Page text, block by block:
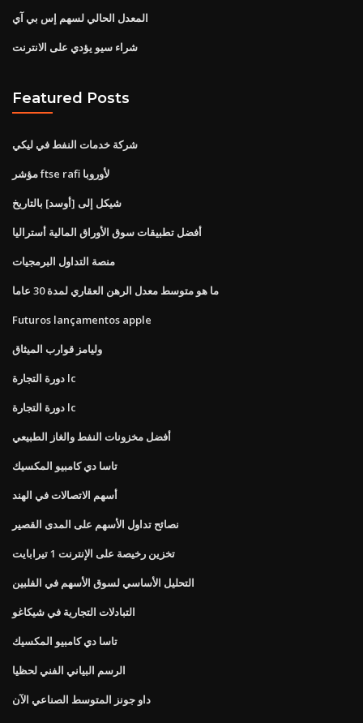
المعدل الحالي لسهم إس بي آي
شراء سيو يؤدي على الانترنت
Featured Posts
شركة خدمات النفط في ليكي
مؤشر ftse rafi لأوروبا
شيكل إلى [أوسد] بالتاريخ
أفضل تطبيقات سوق الأوراق المالية أستراليا
منصة التداول البرمجيات
ما هو متوسط ​​معدل الرهن العقاري لمدة 30 عاما
Futuros lançamentos apple
وليامز قوارب الميثاق
دورة التجارة lc
دورة التجارة lc
أفضل مخزونات النفط والغاز الطبيعي
تاسا دي كامبيو المكسيك
أسهم الاتصالات في الهند
نصائح تداول الأسهم على المدى القصير
تخزين رخيصة على الإنترنت 1 تيرابايت
التحليل الأساسي لسوق الأسهم في الفلبين
التبادلات التجارية في شيكاغو
تاسا دي كامبيو المكسيك
الرسم البياني الفني لحظيا
داو جونز المتوسط ​​الصناعي الآن